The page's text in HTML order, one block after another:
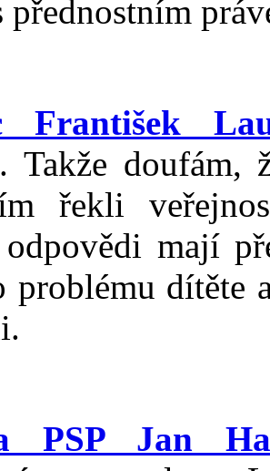
přednostním
František
Takže
řekli
mají
problému dítěte
PSP Jan